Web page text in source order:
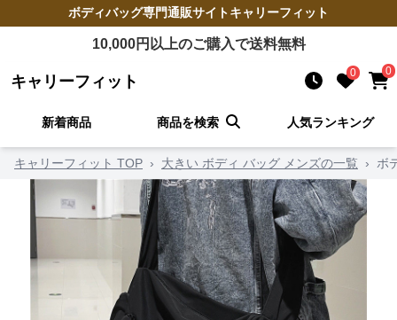
ボディバッグ専門通販サイトキャリーフィット
10,000円以上のご購入で送料無料
キャリーフィット 0 0
新着商品 商品を検索 人気ランキング
キャリーフィット TOP › 大きい ボディ バッグ メンズの一覧 › ボ